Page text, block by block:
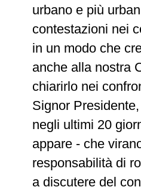
urbano e più
contestazioni nei
in un modo che
anche alla nostra
chiarirlo nei
Signor
negli ultimi 20
appare - che
responsabilità di
a discutere del